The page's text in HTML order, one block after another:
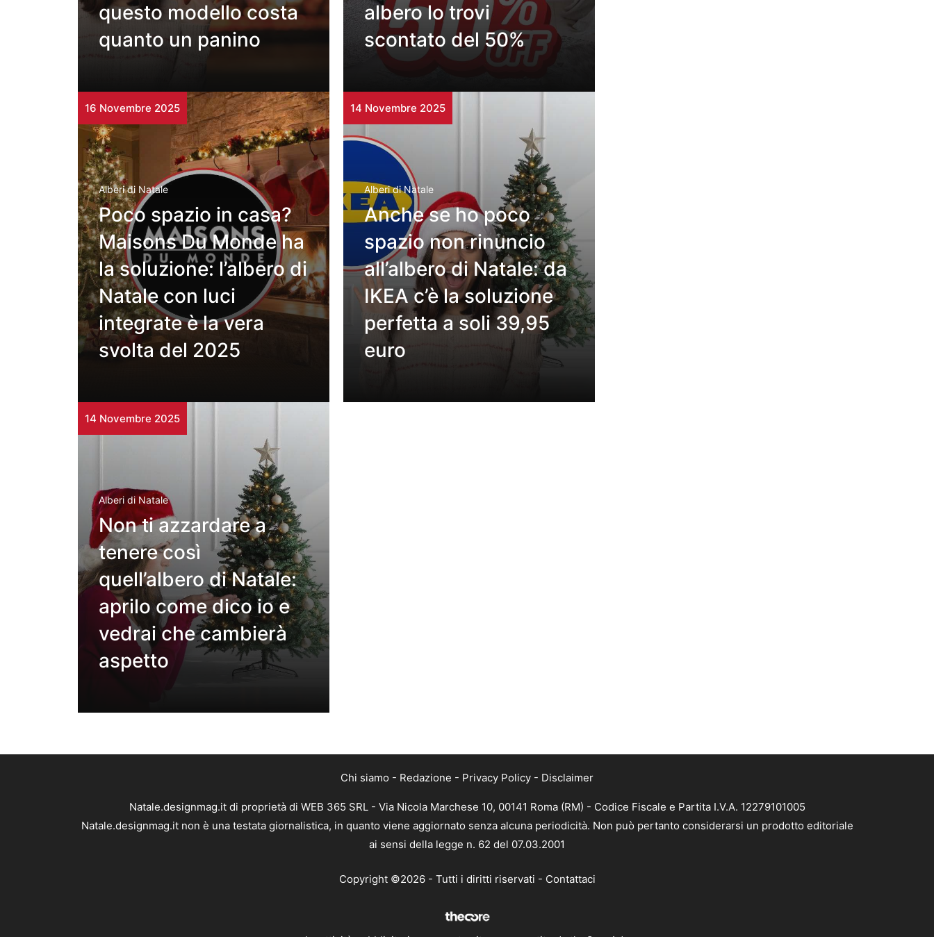
questo modello costa
quanto un panino
albero lo trovi
scontato del 50%
16 Novembre 2025
Alberi di Natale
Poco spazio in casa?
Maisons Du Monde ha
la soluzione: l’albero di
Natale con luci
integrate è la vera
svolta del 2025
14 Novembre 2025
Alberi di Natale
Anche se ho poco
spazio non rinuncio
all’albero di Natale: da
IKEA c’è la soluzione
perfetta a soli 39,95
euro
14 Novembre 2025
Alberi di Natale
Non ti azzardare a
tenere così
quell’albero di Natale:
aprilo come dico io e
vedrai che cambierà
aspetto
Chi siamo - Redazione - Privacy Policy - Disclaimer
Natale.designmag.it di proprietà di WEB 365 SRL - Via Nicola Marchese 10, 00141 Roma (RM) - Codice Fiscale e Partita I.V.A. 12279101005
Natale.designmag.it non è una testata giornalistica, in quanto viene aggiornato senza alcuna periodicità. Non può pertanto considerarsi un prodotto editoriale
ai sensi della legge n. 62 del 07.03.2001
Copyright ©2026 - Tutti i diritti riservati - Contattaci